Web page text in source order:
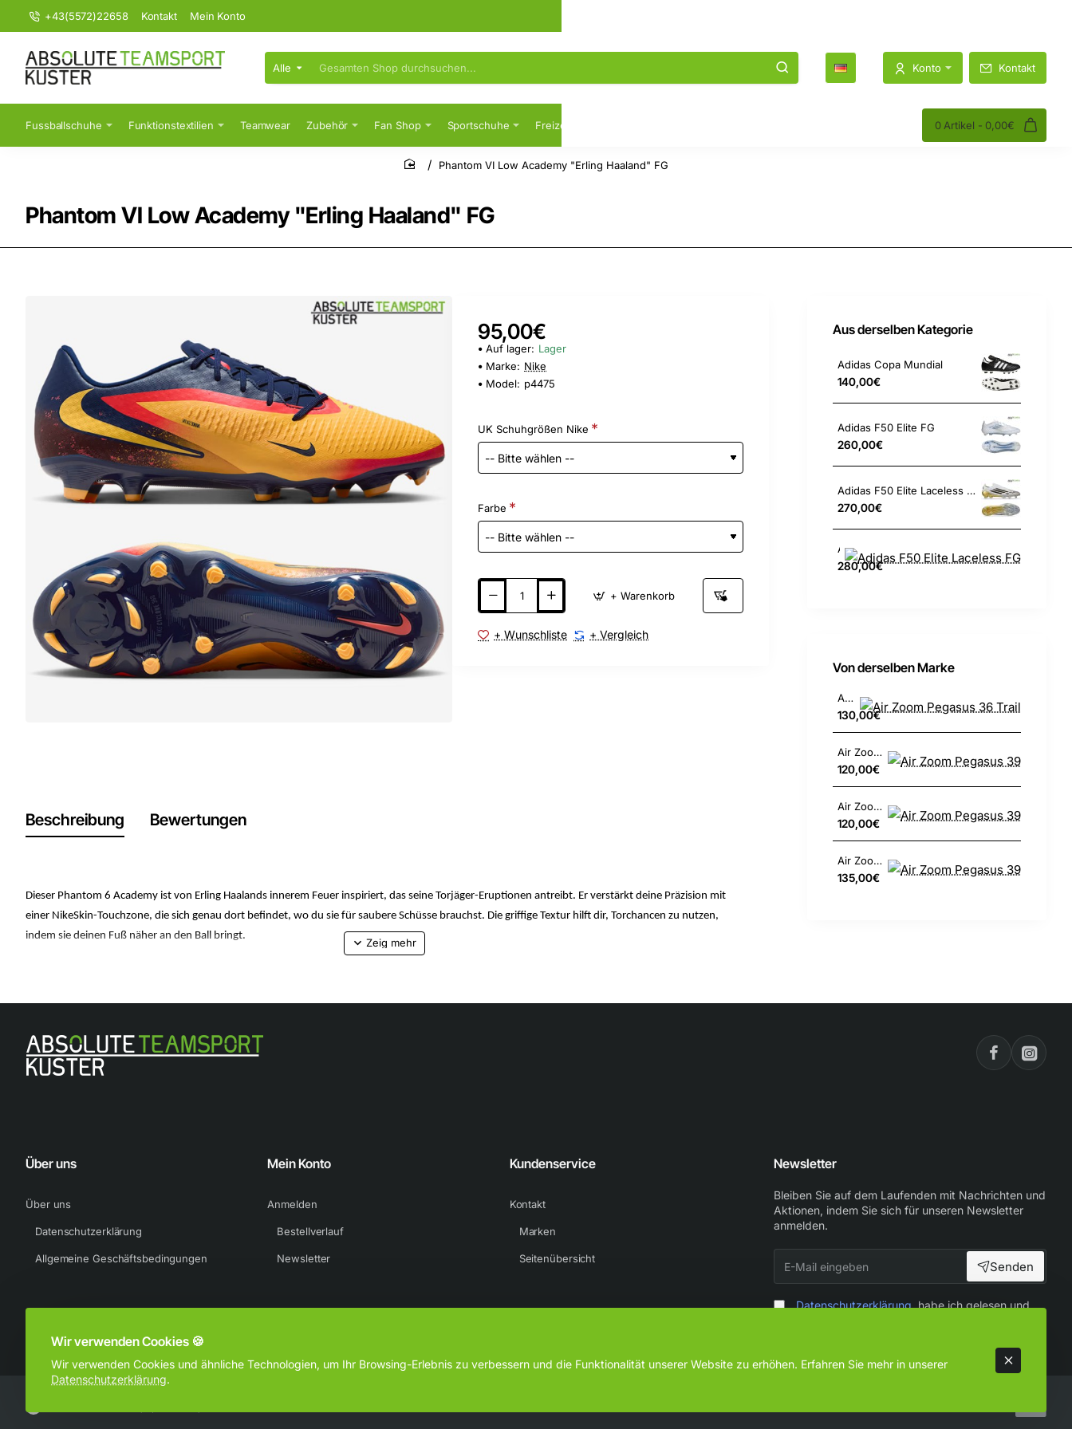
Wir verwenden Cookies 🍪
Wir verwenden Cookies und ähnliche Technologien, um Ihr Browsing-Erlebnis zu verbessern und die Funktionalität unserer Website zu erhöhen. Erfahren Sie mehr in unserer
Datenschutzerklärung.
+43(5572)22658 Kontakt Mein Konto
Alle
Gesamten
Shop
Konto Kontakt
Fussballschuhe Funktionstextilien Teamwear Zubehör Fan Shop Sportschuhe Freizeit 0 Artikel - 0,00€
Phantom VI Low Academy "Erling Haaland" FG
home
Phantom VI Low Academy "Erling Haaland" FG
95,00€
Auf lager: Lager
Marke: Nike
Model: p4475
UK Schuhgrößen Nike
Farbe
+ Warenkorb
+ Wunschliste + Vergleich
Beschreibung Bewertungen
Dieser Phantom 6 Academy ist von Erling Haalands innerem Feuer inspiriert, das seine Torjäger-Eruptionen antreibt. Er verstärkt deine Präzision mit
einer NikeSkin-Touchzone, die sich genau dort befindet, wo du sie für saubere Schüsse brauchst. Die griffige Textur hilft dir, Torchancen zu nutzen,
indem sie deinen Fuß näher an den Ball bringt.
Das Blau geht in Rot und Gelb über und verkörpert Erlings Psyche und betont gleichzeitig den hellsten Teil des Schuhs, wo die meisten Tore erzielt
werden.
Traktion für das Feld
Das strategisch im Vorfußbereich platzierte, kreisförmige Cyclone 360-Traktionsmuster unterstützt dich beim Aufsetzen und schnellen Drehen.
Für Natur- und Kunstrasen geeignet
Aus derselben Kategorie
Adidas Copa Mundial
140,00€
Adidas F50 Elite FG
260,00€
Adidas F50 Elite Laceless FG
270,00€
Adidas F50 Elite Laceless FG
280,00€
Von derselben Marke
Air Zoom Pegasus 36 Trail
130,00€
Air Zoom Pegasus 39
120,00€
Air Zoom Pegasus 39
120,00€
Air Zoom Pegasus 39
135,00€
Über uns
Über uns
Datenschutzerklärung
Allgemeine Geschäftsbedingungen
Mein Konto
Anmelden
Bestellverlauf
Newsletter
Kundenservice
Kontakt
Marken
Seitenübersicht
Newsletter
Bleiben Sie auf dem Laufenden mit Nachrichten und
Aktionen, indem Sie sich für unseren Newsletter
anmelden.
Mail
Senden
Datenschutzerklärung habe ich gelesen und